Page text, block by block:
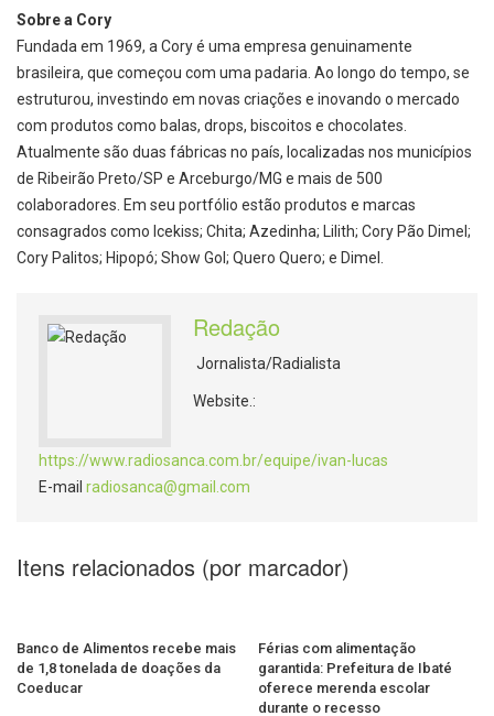
Sobre a Cory
Fundada em 1969, a Cory é uma empresa genuinamente
brasileira, que começou com uma padaria. Ao longo do tempo, se
estruturou, investindo em novas criações e inovando o mercado
com produtos como balas, drops, biscoitos e chocolates.
Atualmente são duas fábricas no país, localizadas nos municípios
de Ribeirão Preto/SP e Arceburgo/MG e mais de 500
colaboradores. Em seu portfólio estão produtos e marcas
consagrados como Icekiss; Chita; Azedinha; Lilith; Cory Pão Dimel;
Cory Palitos; Hipopó; Show Gol; Quero Quero; e Dimel.
Redação
Jornalista/Radialista
Website.:
https://www.radiosanca.com.br/equipe/ivan-lucas
E-mail radiosanca@gmail.com
Itens relacionados (por marcador)
Banco de Alimentos recebe mais
de 1,8 tonelada de doações da
Coeducar
Férias com alimentação
garantida: Prefeitura de Ibaté
oferece merenda escolar
durante o recesso